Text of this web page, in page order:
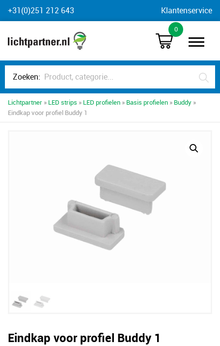
Skip
to
+31(0)251 212 643 Klantenservice
0
Zoeken:
Lichtpartner » LED strips » LED profielen » Basis profielen » Buddy »
Eindkap voor profiel Buddy 1
Eindkap voor profiel Buddy 1